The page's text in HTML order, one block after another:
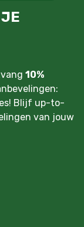
10%
Blijf up-to-
van jouw